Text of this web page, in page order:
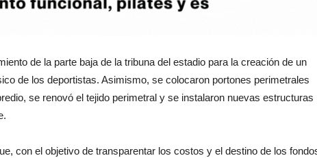
de la parte baja de la tribuna del estadio para la creación de un
de los deportistas. Asimismo, se colocaron portones perimetrales
se renovó el tejido perimetral y se instalaron nuevas estructuras
con el objetivo de transparentar los costos y el destino de los